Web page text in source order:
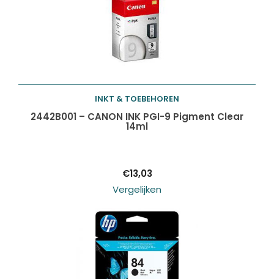
Toevoegen aan
INKT & TOEBEHOREN
2442B001 – CANON INK PGI-9 Pigment Clear
14ml
€13,03
Vergelijken